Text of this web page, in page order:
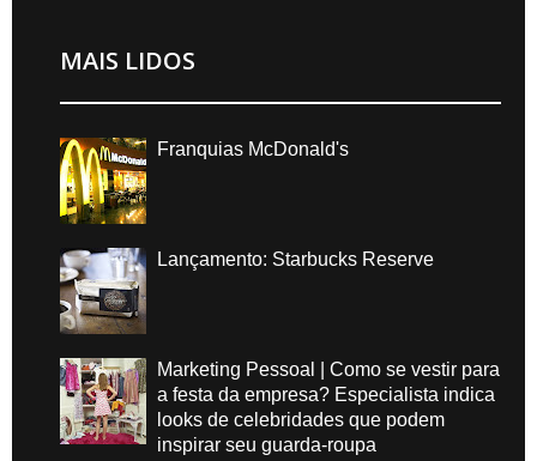
MAIS LIDOS
Franquias McDonald's
Lançamento: Starbucks Reserve
Marketing Pessoal | Como se vestir para
a festa da empresa? Especialista indica
looks de celebridades que podem
inspirar seu guarda-roupa